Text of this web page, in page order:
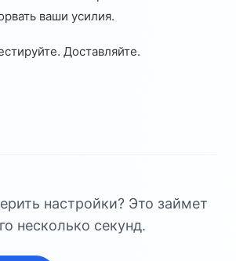
ваши усилия.
Доставляйте.
настройки? Это займет
несколько секунд.